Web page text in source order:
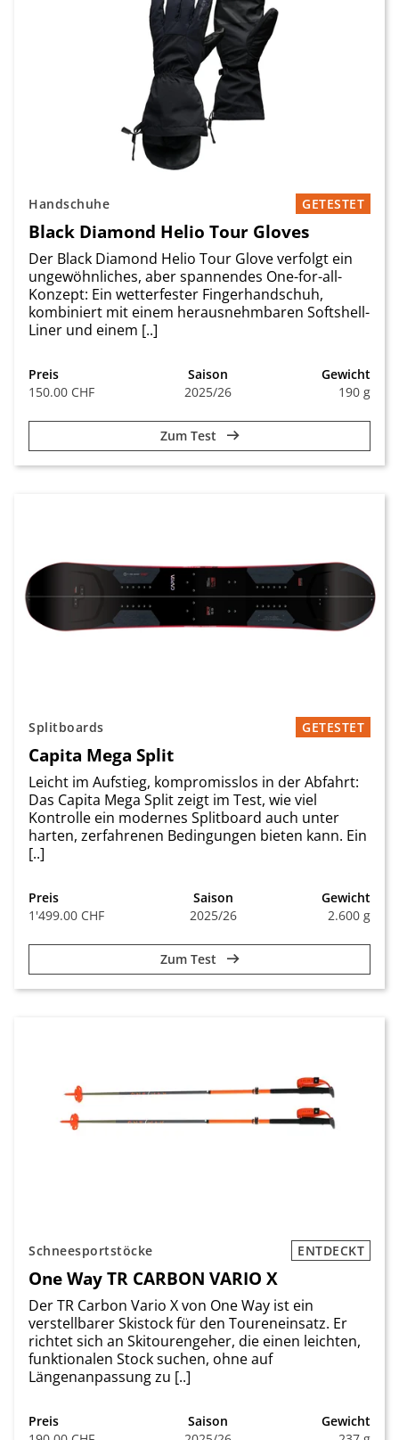
Handschuhe GETESTET
Black Diamond Helio Tour Gloves
Der Black Diamond Helio Tour Glove verfolgt ein
ungewöhnliches, aber spannendes One-for-all-
Konzept: Ein wetterfester Fingerhandschuh,
kombiniert mit einem herausnehmbaren Softshell-
Liner und einem [..]
Preis
150.00 CHF
Saison
2025/26
Gewicht
190 g
Zum Test
Splitboards GETESTET
Capita Mega Split
Leicht im Aufstieg, kompromisslos in der Abfahrt:
Das Capita Mega Split zeigt im Test, wie viel
Kontrolle ein modernes Splitboard auch unter
harten, zerfahrenen Bedingungen bieten kann. Ein
[..]
Preis
1'499.00 CHF
Saison
2025/26
Gewicht
2.600 g
Zum Test
Schneesportstöcke ENTDECKT
One Way TR CARBON VARIO X
Der TR Carbon Vario X von One Way ist ein
verstellbarer Skistock für den Toureneinsatz. Er
richtet sich an Skitourengeher, die einen leichten,
funktionalen Stock suchen, ohne auf
Längenanpassung zu [..]
Preis
Saison
Gewicht